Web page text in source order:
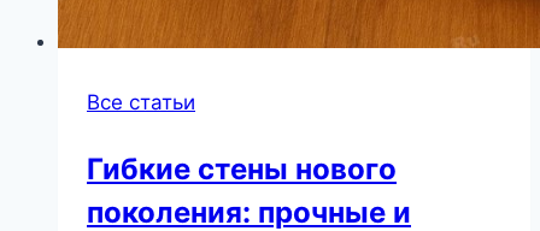
Все статьи
Гибкие стены нового
поколения: прочные и